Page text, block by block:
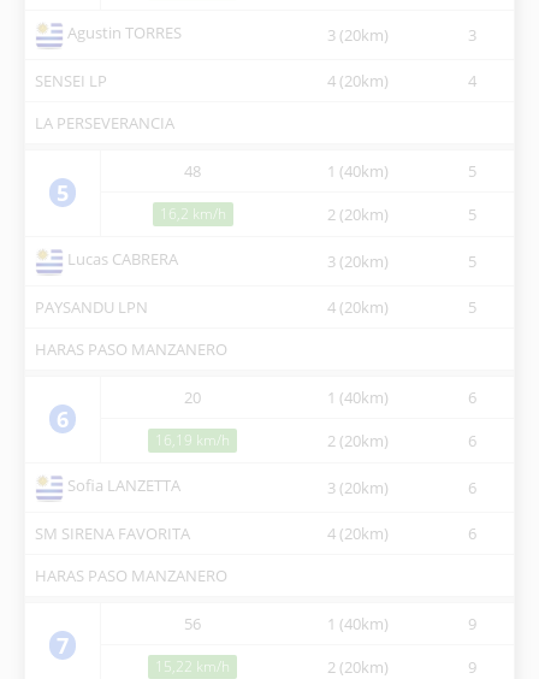
Agustin TORRES 3 (20km) 3
SENSEI LP 4 (20km) 4
LA PERSEVERANCIA
5
48 1 (40km) 5
16,2 km/h 2 (20km) 5
Lucas CABRERA 3 (20km) 5
PAYSANDU LPN 4 (20km) 5
HARAS PASO MANZANERO
6
20 1 (40km) 6
16,19 km/h 2 (20km) 6
Sofia LANZETTA 3 (20km) 6
SM SIRENA FAVORITA 4 (20km) 6
HARAS PASO MANZANERO
7
56 1 (40km) 9
15,22 km/h 2 (20km) 9